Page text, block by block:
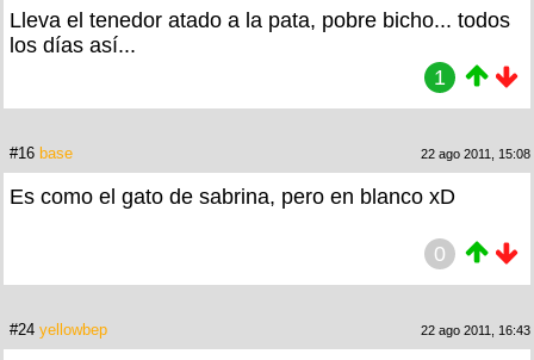
Lleva el tenedor atado a la pata, pobre bicho... todos
los días así...
1
#16 base 22 ago 2011, 15:08
Es como el gato de sabrina, pero en blanco xD
0
#24 yellowbep 22 ago 2011, 16:43